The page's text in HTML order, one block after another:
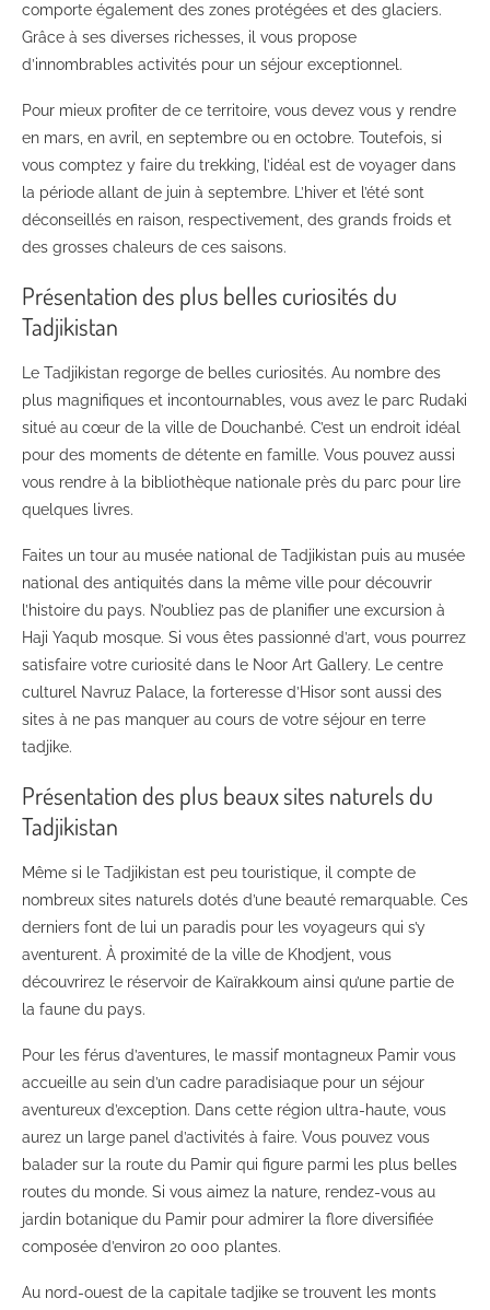
comporte également des zones protégées et des glaciers.
Grâce à ses diverses richesses, il vous propose
d’innombrables activités pour un séjour exceptionnel.
Pour mieux profiter de ce territoire, vous devez vous y rendre
en mars, en avril, en septembre ou en octobre. Toutefois, si
vous comptez y faire du trekking, l’idéal est de voyager dans
la période allant de juin à septembre. L’hiver et l’été sont
déconseillés en raison, respectivement, des grands froids et
des grosses chaleurs de ces saisons.
Présentation des plus belles curiosités du
Tadjikistan
Le Tadjikistan regorge de belles curiosités. Au nombre des
plus magnifiques et incontournables, vous avez le parc Rudaki
situé au cœur de la ville de Douchanbé. C’est un endroit idéal
pour des moments de détente en famille. Vous pouvez aussi
vous rendre à la bibliothèque nationale près du parc pour lire
quelques livres.
Faites un tour au musée national de Tadjikistan puis au musée
national des antiquités dans la même ville pour découvrir
l’histoire du pays. N’oubliez pas de planifier une excursion à
Haji Yaqub mosque. Si vous êtes passionné d’art, vous pourrez
satisfaire votre curiosité dans le Noor Art Gallery. Le centre
culturel Navruz Palace, la forteresse d’Hisor sont aussi des
sites à ne pas manquer au cours de votre séjour en terre
tadjike.
Présentation des plus beaux sites naturels du
Tadjikistan
Même si le Tadjikistan est peu touristique, il compte de
nombreux sites naturels dotés d’une beauté remarquable. Ces
derniers font de lui un paradis pour les voyageurs qui s’y
aventurent. À proximité de la ville de Khodjent, vous
découvrirez le réservoir de Kaïrakkoum ainsi qu’une partie de
la faune du pays.
Pour les férus d’aventures, le massif montagneux Pamir vous
accueille au sein d’un cadre paradisiaque pour un séjour
aventureux d’exception. Dans cette région ultra-haute, vous
aurez un large panel d’activités à faire. Vous pouvez vous
balader sur la route du Pamir qui figure parmi les plus belles
routes du monde. Si vous aimez la nature, rendez-vous au
jardin botanique du Pamir pour admirer la flore diversifiée
composée d’environ 20 000 plantes.
Au nord-ouest de la capitale tadjike se trouvent les monts